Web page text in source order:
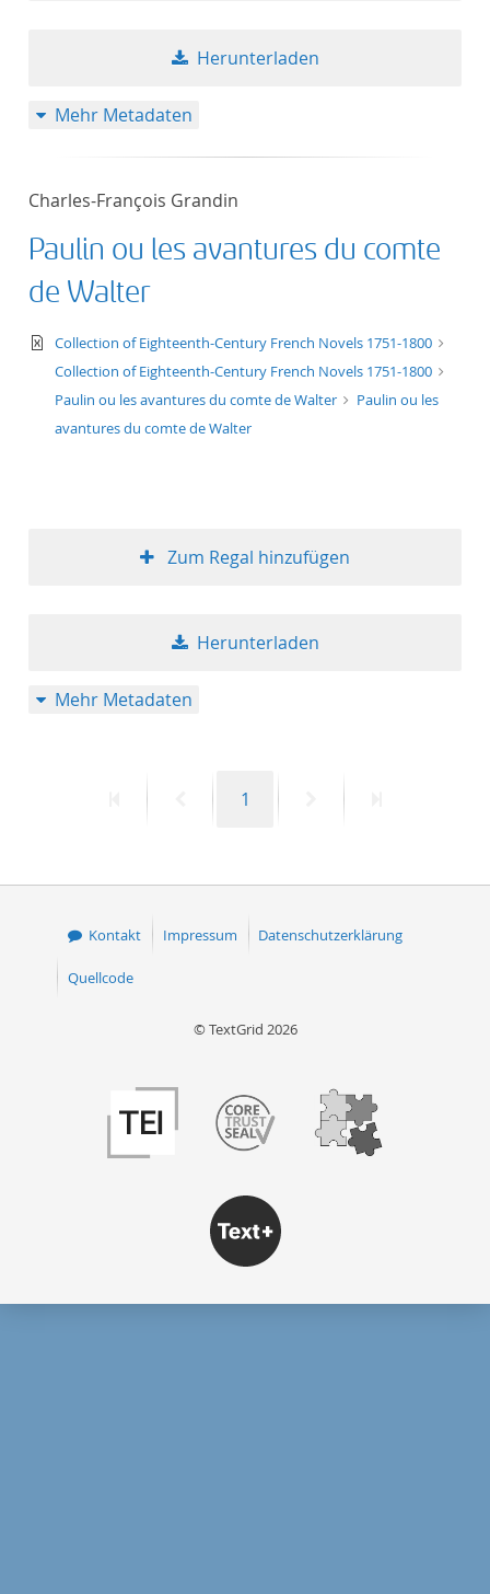
Herunterladen
Mehr Metadaten
Charles-François Grandin
Paulin ou les avantures du comte
de Walter
text/xml
Collection of Eighteenth-Century French Novels 1751-1800
Collection of Eighteenth-Century French Novels 1751-1800
Paulin ou les avantures du comte de Walter
Paulin ou les
avantures du comte de Walter
Zum Regal hinzufügen
Herunterladen
Mehr Metadaten
VorherigeSeite
1
Kontakt Impressum Datenschutzerklärung
Quellcode
© TextGrid 2026